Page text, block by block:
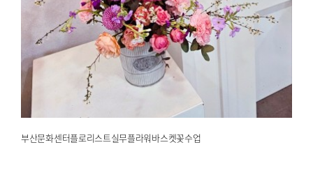
부산문화센터플로리스트실무플라워바스켓꽃수업
2025.02.12해운대한국문화센터
부산문화센터플로리스트실무플라워바스켓꽃수업